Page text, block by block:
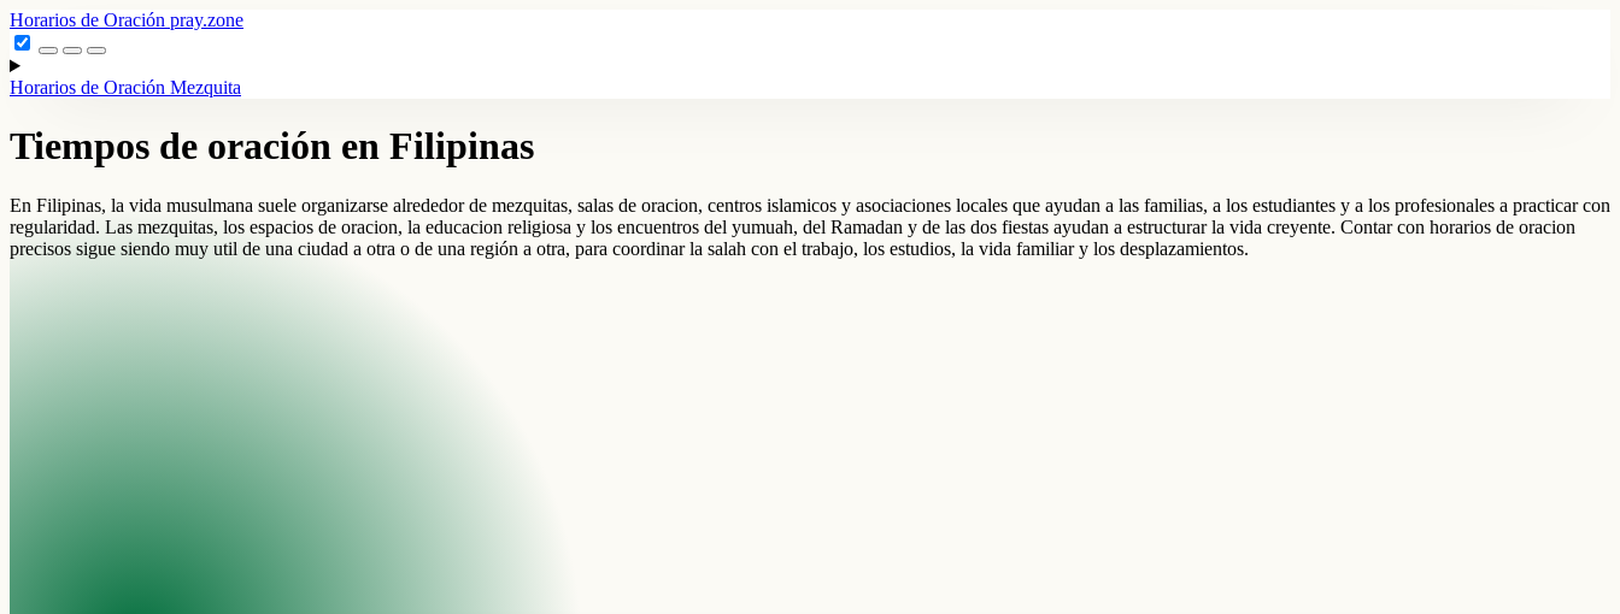
Horarios de Oración pray.zone
Horarios de Oración Mezquita
Tiempos de oración en Filipinas
En Filipinas, la vida musulmana suele organizarse alrededor de mezquitas, salas de oracion, centros islamicos y asociaciones locales que ayudan a las familias, a los estudiantes y a los profesionales a practicar con
regularidad. Las mezquitas, los espacios de oracion, la educacion religiosa y los encuentros del yumuah, del Ramadan y de las dos fiestas ayudan a estructurar la vida creyente. Contar con horarios de oracion
precisos sigue siendo muy util de una ciudad a otra o de una región a otra, para coordinar la salah con el trabajo, los estudios, la vida familiar y los desplazamientos.